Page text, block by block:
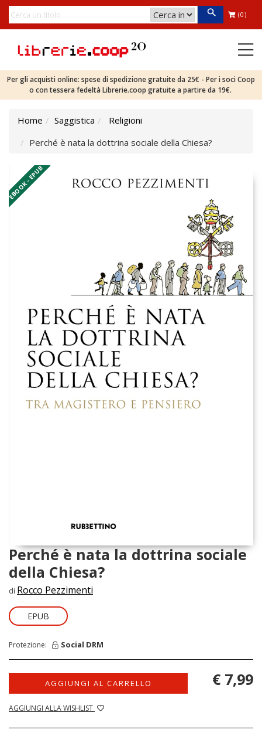
(0)
Per gli acquisti online: spese di spedizione gratuite da 25€ - Per i soci Coop
o con tessera fedeltà Librerie.coop gratuite a partire da 19€.
Home Saggistica
Religioni
Perché è nata la dottrina sociale della Chiesa?
EBOOK - EPUB
Perché è nata la dottrina sociale
della Chiesa?
di Rocco Pezzimenti
EPUB
Protezione: Social DRM
AGGIUNGI AL CARRELLO
AGGIUNGI ALLA WISHLIST
€ 7,99